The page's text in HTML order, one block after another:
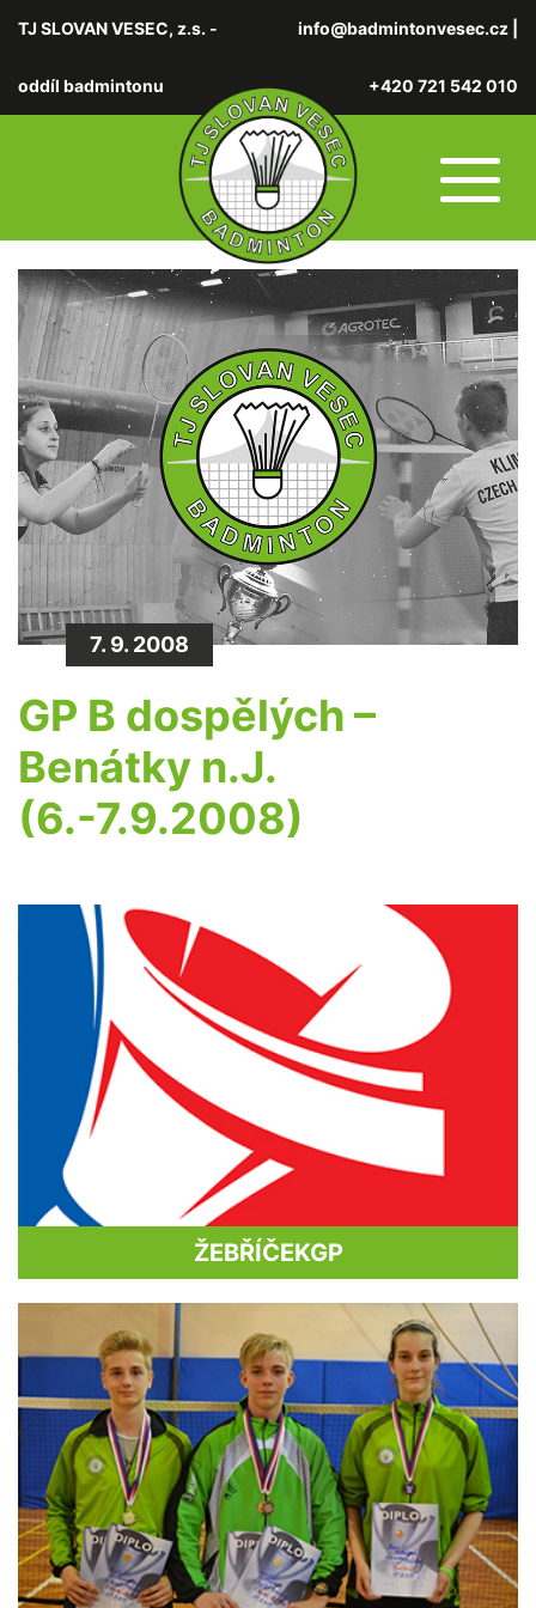
TJ SLOVAN VESEC, z.s. -
oddíl badmintonu
info@badmintonvesec.cz
+420 721 542 010
7. 9. 2008
GP B dospělých –
Benátky n.J.
(6.-7.9.2008)
ŽEBŘÍČEKGP